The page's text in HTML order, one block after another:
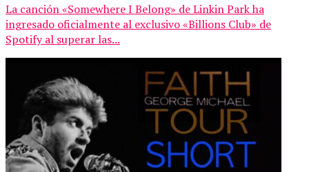
La canción «Somewhere I Belong» de Linkin Park ha
ingresado oficialmente al exclusivo «Billions Club» de
Spotify al superar las...